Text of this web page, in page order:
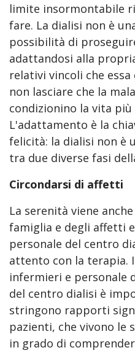
limite insormontabile
fare. La dialisi non è
possibilità di
adattandosi alla
relativi vincoli che
non lasciare che la
condizionino la vita più
L'adattamento è la
felicità: la dialisi non è
tra due diverse fasi
Circondarsi di affetti
La serenità viene
famiglia e degli affetti
personale del centro
attento con la terapia.
infermieri e personale
del centro dialisi è
stringono rapporti
pazienti, che vivono le
in grado di